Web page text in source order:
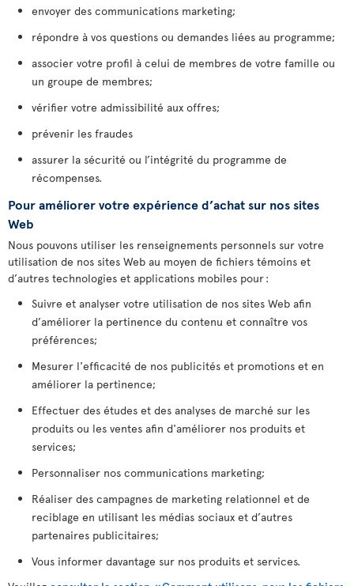
envoyer des communications marketing;
répondre à vos questions ou demandes liées au programme;
associer votre profil à celui de membres de votre famille ou
un groupe de membres;
vérifier votre admissibilité aux offres;
prévenir les fraudes
assurer la sécurité ou l’intégrité du programme de
récompenses.
Pour améliorer votre expérience d’achat sur nos sites
Web
Nous pouvons utiliser les renseignements personnels sur votre
utilisation de nos sites Web au moyen de fichiers témoins et
d’autres technologies et applications mobiles pour :
Suivre et analyser votre utilisation de nos sites Web afin
d’améliorer la pertinence du contenu et connaître vos
préférences;
Mesurer l'efficacité de nos publicités et promotions et en
améliorer la pertinence;
Effectuer des études et des analyses de marché sur les
produits ou les ventes afin d'améliorer nos produits et
services;
Personnaliser nos communications marketing;
Réaliser des campagnes de marketing relationnel et de
reciblage en utilisant les médias sociaux et d’autres
partenaires publicitaires;
Vous informer davantage sur nos produits et services.